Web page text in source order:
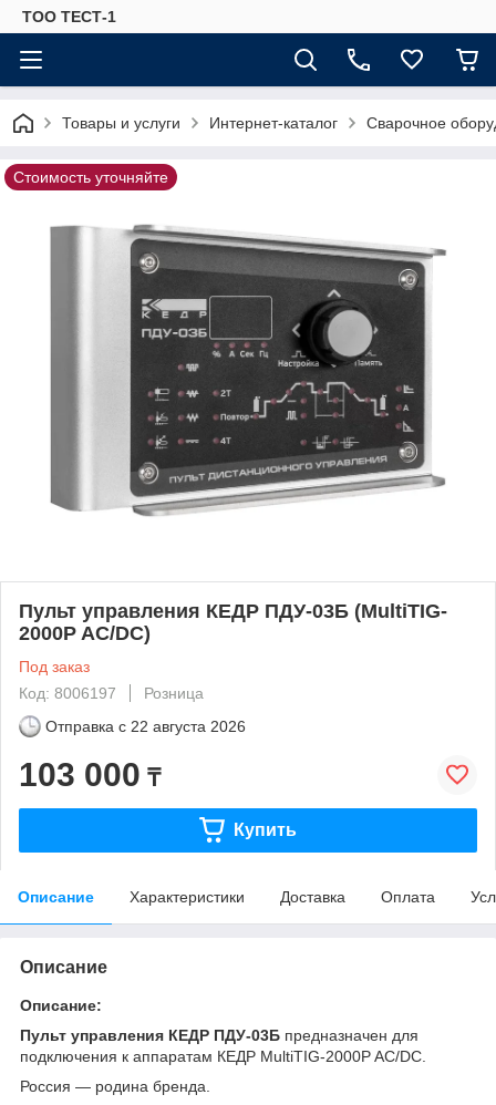
ТОО ТЕСТ-1
Товары и услуги Интернет-каталог Сварочное
Стоимость уточняйте
Пульт управления КЕДР ПДУ-03Б (MultiTIG-
2000P AC/DC)
Под заказ
Код: 8006197
Розница
Отправка с 22 августа 2026
103 000 ₸
Купить
Описание Характеристики Доставка Оплата
Описание
Описание:
Пульт управления КЕДР ПДУ-03Б предназначен для
подключения к аппаратам КЕДР MultiTIG-2000P AC/DC.
Россия — родина бренда.